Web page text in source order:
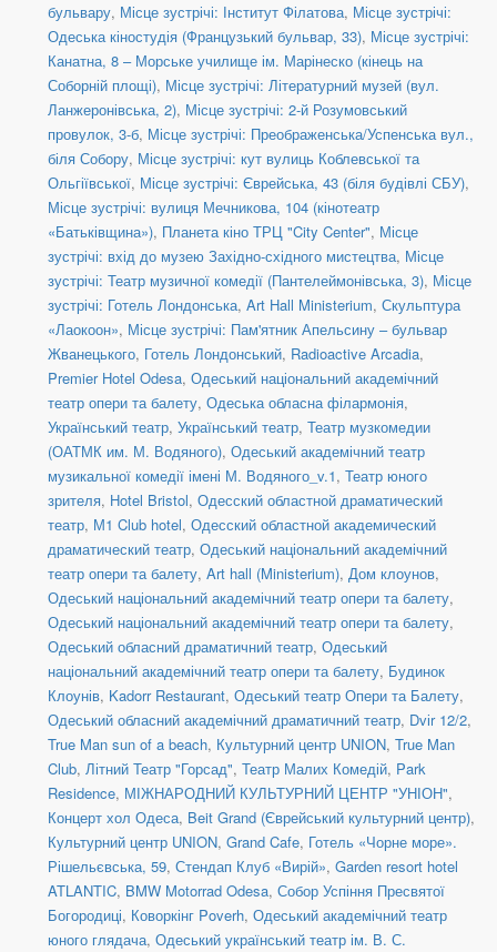
бульвару, Місце зустрічі: Інститут Філатова, Місце зустрічі:
Одеська кіностудія (Французький бульвар, 33), Місце зустрічі:
Канатна, 8 – Морське училище ім. Марінеско (кінець на
Соборній площі), Місце зустрічі: Літературний музей (вул.
Ланжеронівська, 2), Місце зустрічі: 2-й Розумовський
провулок, 3-б, Місце зустрічі: Преображенська/Успенська вул.,
біля Собору, Місце зустрічі: кут вулиць Коблевської та
Ольгіївської, Місце зустрічі: Єврейська, 43 (біля будівлі СБУ),
Місце зустрічі: вулиця Мечникова, 104 (кінотеатр
«Батьківщина»), Планета кіно ТРЦ "City Center", Місце
зустрічі: вхід до музею Західно-східного мистецтва, Місце
зустрічі: Театр музичної комедії (Пантелеймонівська, 3), Місце
зустрічі: Готель Лондонська, Art Hall Ministerium, Скульптура
«Лаокоон», Місце зустрічі: Пам'ятник Апельсину – бульвар
Жванецького, Готель Лондонський, Radioactive Arcadia,
Premier Hotel Odesa, Одеський національний академічний
театр опери та балету, Одеська обласна філармонія,
Український театр, Український театр, Театр музкомедии
(ОАТМК им. М. Водяного), Одеський академічний театр
музикальної комедії імені М. Водяного_v.1, Театр юного
зрителя, Hotel Bristol, Одесский областной драматический
театр, М1 Club hotel, Одесский областной академический
драматический театр, Одеський національний академічний
театр опери та балету, Art hall (Ministerium), Дом клоунов,
Одеський національний академічний театр опери та балету,
Одеський національний академічний театр опери та балету,
Одеський обласний драматичний театр, Одеський
національний академічний театр опери та балету, Будинок
Клоунів, Kadorr Restaurant, Одеський театр Опери та Балету,
Одеський обласний академічний драматичний театр, Dvіr 12/2,
True Man sun of a beach, Культурний центр UNION, True Man
Club, Літний Театр "Горсад", Театр Малих Комедій, Park
Residence, МІЖНАРОДНИЙ КУЛЬТУРНИЙ ЦЕНТР "УНІОН",
Концерт хол Одеса, Beit Grand (Єврейський культурний центр),
Культурний центр UNION, Grand Cafe, Готель «Чорне море».
Рішельєвська, 59, Стендап Клуб «Вирій», Garden resort hotel
ATLANTIC, BMW Motorrad Odesa, Собор Успіння Пресвятої
Богородиці, Коворкінг Poverh, Одеський академічний театр
юного глядача, Одеський український театр ім. В. С.